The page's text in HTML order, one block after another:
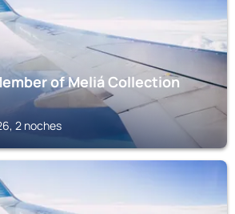
of Meliá Collection
2 noches